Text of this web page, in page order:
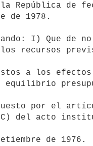
la República de
de 1978.
los recursos
a los efectos
equilibrio
por el
del acto
de 1976.